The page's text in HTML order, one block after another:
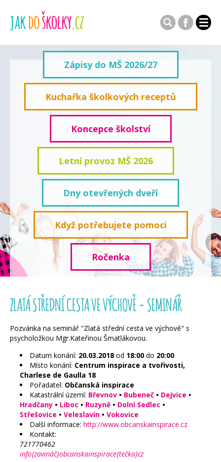
Zápisy do MŠ 2026/27
Kuchařka školkových receptů
Koncepce školství
Letní provoz MŠ 2026
Dny otevřených dveří
Když potřebujete pomoci
Ročenka
ZLATÁ STŘEDNÍ CESTA VE VÝCHOVĚ - SEMINÁŘ
Pozvánka na seminář "Zlatá střední cesta ve výchově" s
psycholožkou Mgr.Kateřinou Šmatlákovou.
Datum konání: 20.03.2018 od 18:00 do 20:00
Místo konání: Centrum inspirace a tvořivosti,
Charlese de Gaulla 18
Pořadatel: Občanská inspirace
Katastrální území: Břevnov • Bubeneč • Dejvice •
Hradčany • Liboc • Ruzyně • Dolní Sedlec •
Střešovice • Veleslavín • Vokovice
Další informace: http://www.obcanskainspirace.cz
Kontakt:
721770462
info{zavináč}obcanskainspirace{tečka}cz